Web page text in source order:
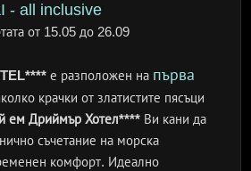
- all inclusive
от 15.05 до 26.09
е разположен на първа
крачки от златистите пясъци
ем Дриймър Хотел**** Ви кани да
съчетание на морска
комфорт. Идеално